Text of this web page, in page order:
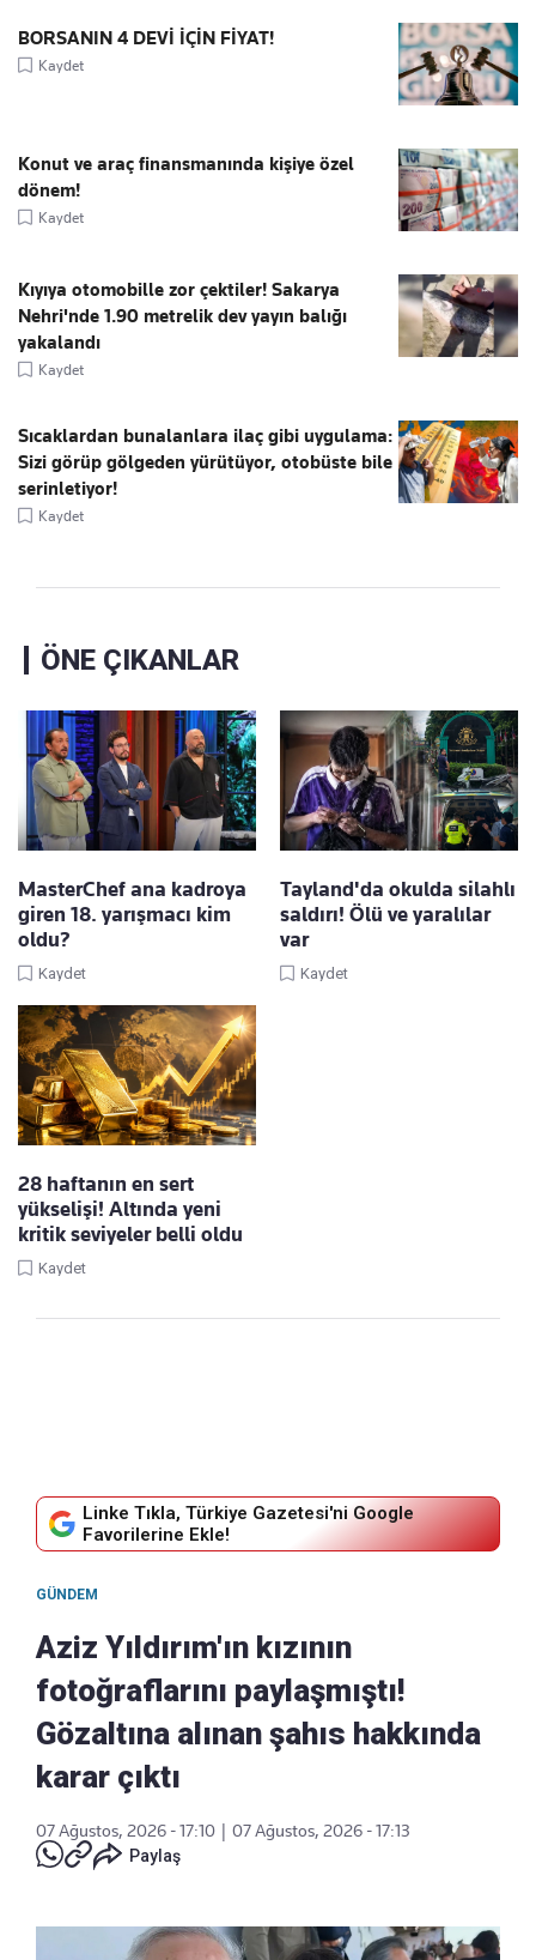
BORSANIN 4 DEVİ İÇİN FİYAT!
Kaydet
Konut ve araç finansmanında kişiye özel
dönem!
Kaydet
Kıyıya otomobille zor çektiler! Sakarya
Nehri'nde 1.90 metrelik dev yayın balığı
yakalandı
Kaydet
Sıcaklardan bunalanlara ilaç gibi uygulama:
Sizi görüp gölgeden yürütüyor, otobüste bile
serinletiyor!
Kaydet
ÖNE ÇIKANLAR
MasterChef ana kadroya
giren 18. yarışmacı kim
oldu?
Kaydet
Tayland'da okulda silahlı
saldırı! Ölü ve yaralılar
var
Kaydet
28 haftanın en sert
yükselişi! Altında yeni
kritik seviyeler belli oldu
Kaydet
Linke Tıkla, Türkiye Gazetesi'ni Google
Favorilerine Ekle!
GÜNDEM
Aziz Yıldırım'ın kızının
fotoğraflarını paylaşmıştı!
Gözaltına alınan şahıs hakkında
karar çıktı
07 Ağustos, 2026 - 17:10 | 07 Ağustos, 2026 - 17:13
Paylaş